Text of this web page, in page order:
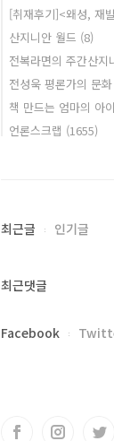
[취재후기]<왜성, 재
산지니안 월드 (8)
전복라면의 주간산지
전성욱 평론가의 문
책 만드는 엄마의 아
언론스크랩 (1655)
최근글 인기글
최근댓글
Facebook